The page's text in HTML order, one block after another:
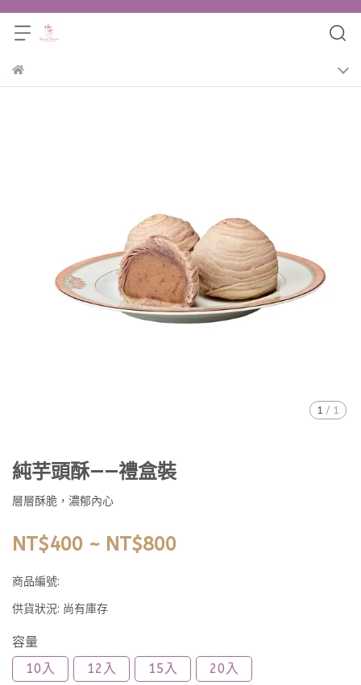
1 / 1
純芋頭酥——禮盒裝
層層酥脆，濃郁內心
NT$400 ~ NT$800
商品編號:
供貨狀況: 尚有庫存
容量
10入
12入 15入 20入